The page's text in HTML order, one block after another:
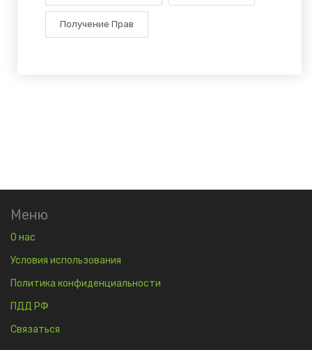
Получение Прав
Меню
О нас
Условия использования
Политика конфиденциальности
ПДД РФ
Связаться